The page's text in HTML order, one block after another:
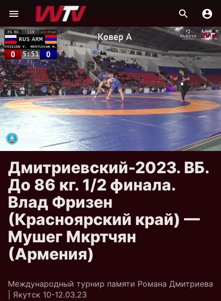
Дмитриевский-2023. ВБ.
До 86 кг. 1/2 финала.
Влад Фризен
(Красноярский край) —
Мушег Мкртчян
(Армения)
Международный турнир памяти Романа Дмитриева
| Якутск 10-12.03.23